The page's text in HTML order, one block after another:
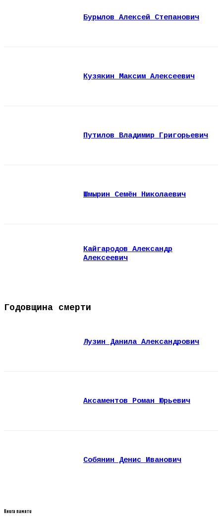
Бурылов Алексей Степанович
Кузякин Максим Алексеевич
Путилов Владимир Григорьевич
Шмырин Семён Николаевич
Кайгародов Александр
Алексеевич
Годовщина смерти
Лузин Данила Александрович
Аксаментов Роман Юрьевич
Собянин Денис Иванович
Книга памяти